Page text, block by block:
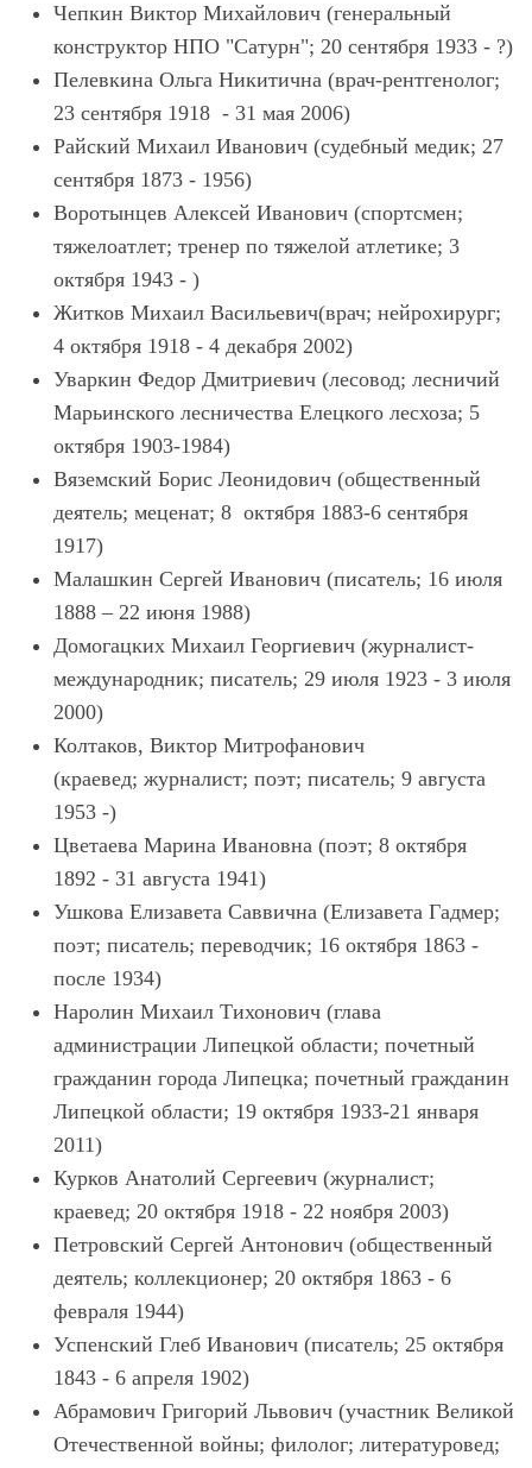
Чепкин Виктор Михайлович (генеральный
конструктор НПО "Сатурн"; 20 сентября 1933 - ?)
Пелевкина Ольга Никитична (врач-рентгенолог;
23 сентября 1918 - 31 мая 2006)
Райский Михаил Иванович (судебный медик; 27
сентября 1873 - 1956)
Воротынцев Алексей Иванович (спортсмен;
тяжелоатлет; тренер по тяжелой атлетике; 3
октября 1943 - )
Житков Михаил Васильевич(врач; нейрохирург;
4 октября 1918 - 4 декабря 2002)
Уваркин Федор Дмитриевич (лесовод; лесничий
Марьинского лесничества Елецкого лесхоза; 5
октября 1903-1984)
Вяземский Борис Леонидович (общественный
деятель; меценат; 8 октября 1883-6 сентября
1917)
Малашкин Сергей Иванович (писатель; 16 июля
1888 – 22 июня 1988)
Домогацких Михаил Георгиевич (журналист-
международник; писатель; 29 июля 1923 - 3 июля
2000)
Колтаков, Виктор Митрофанович
(краевед; журналист; поэт; писатель; 9 августа
1953 -)
Цветаева Марина Ивановна (поэт; 8 октября
1892 - 31 августа 1941)
Ушкова Елизавета Саввична (Елизавета Гадмер;
поэт; писатель; переводчик; 16 октября 1863 -
после 1934)
Наролин Михаил Тихонович (глава
администрации Липецкой области; почетный
гражданин города Липецка; почетный гражданин
Липецкой области; 19 октября 1933-21 января
2011)
Курков Анатолий Сергеевич (журналист;
краевед; 20 октября 1918 - 22 ноября 2003)
Петровский Сергей Антонович (общественный
деятель; коллекционер; 20 октября 1863 - 6
февраля 1944)
Успенский Глеб Иванович (писатель; 25 октября
1843 - 6 апреля 1902)
Абрамович Григорий Львович (участник Великой
Отечественной войны; филолог; литературовед;